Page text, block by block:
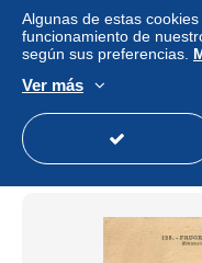
62*
Algunas de estas
funcionamiento de
según sus preferencias.
Ver más